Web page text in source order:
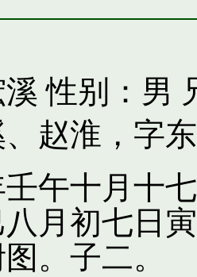
性别：男
、 赵淮，字
午十月十
月初七日
。子二。